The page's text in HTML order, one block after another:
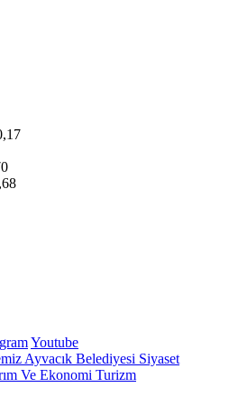
Youtube
Ayvacık Belediyesi Siyaset
Ve Ekonomi Turizm